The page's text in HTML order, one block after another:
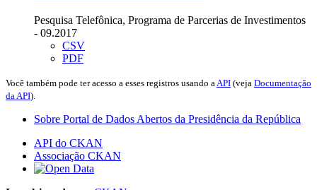
Pesquisa Telefônica, Programa de Parcerias de Investimentos
- 09.2017
CSV
PDF
Você também pode ter acesso a esses registros usando a API (veja Documentação
da API).
Sobre Portal de Dados Abertos da Presidência da República
API do CKAN
Associação CKAN